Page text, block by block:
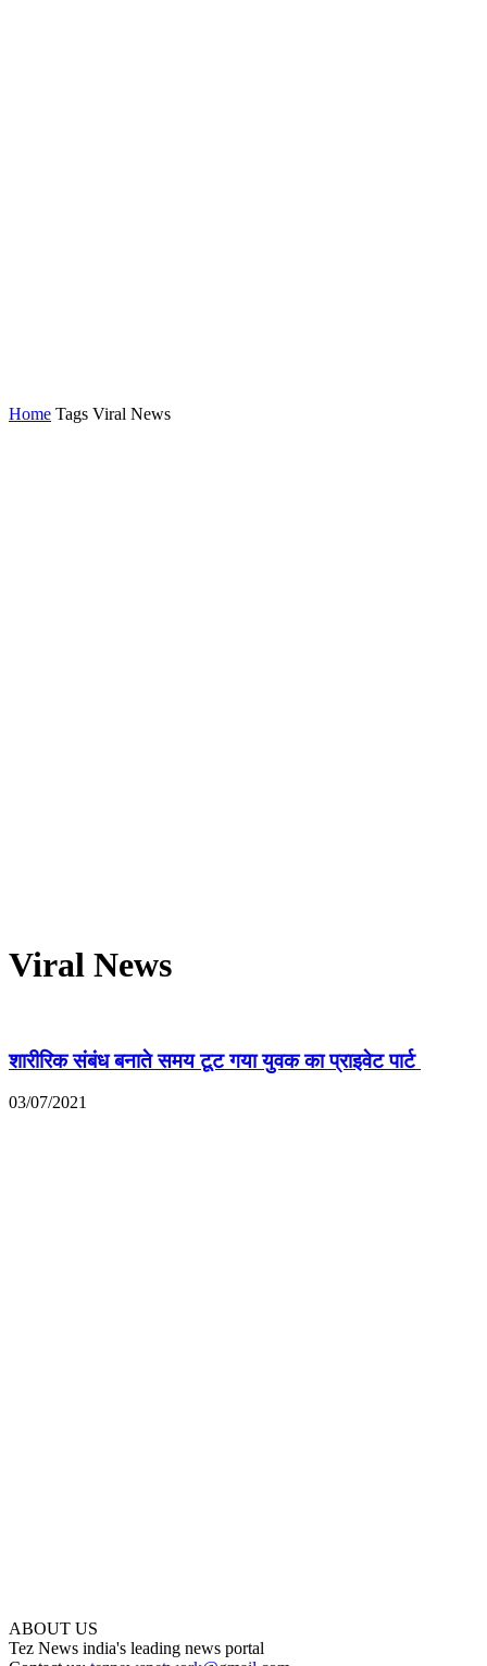
Home Tags Viral News
Viral News
शारीरिक संबंध बनाते समय टूट गया युवक का प्राइवेट पार्ट
03/07/2021
ABOUT US
Tez News india's leading news portal